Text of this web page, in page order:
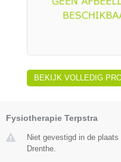
BEKIJK VOLLEDIG
Fysiotherapie Terpstra
Niet gevestigd in de
Drenthe.